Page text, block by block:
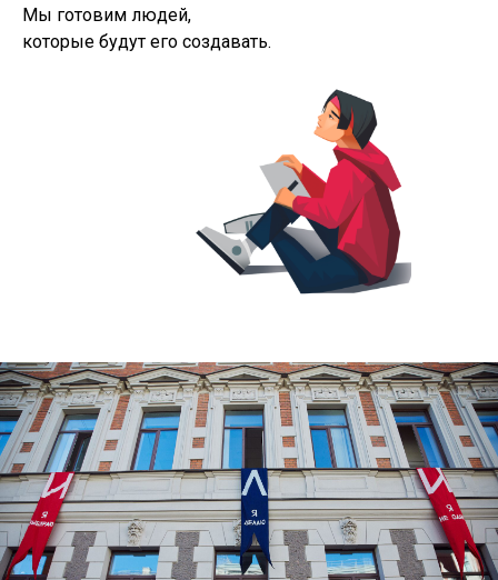
Мы готовим людей,
которые будут его создавать.